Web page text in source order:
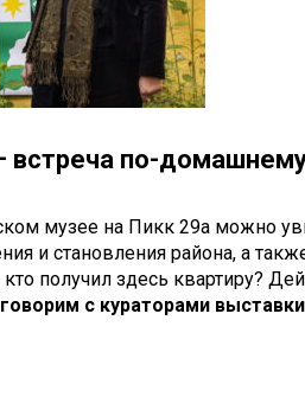
встреча по-
музее на Пикк 29а можно
и становления района, а
кто получил здесь квартиру?
говорим с кураторами